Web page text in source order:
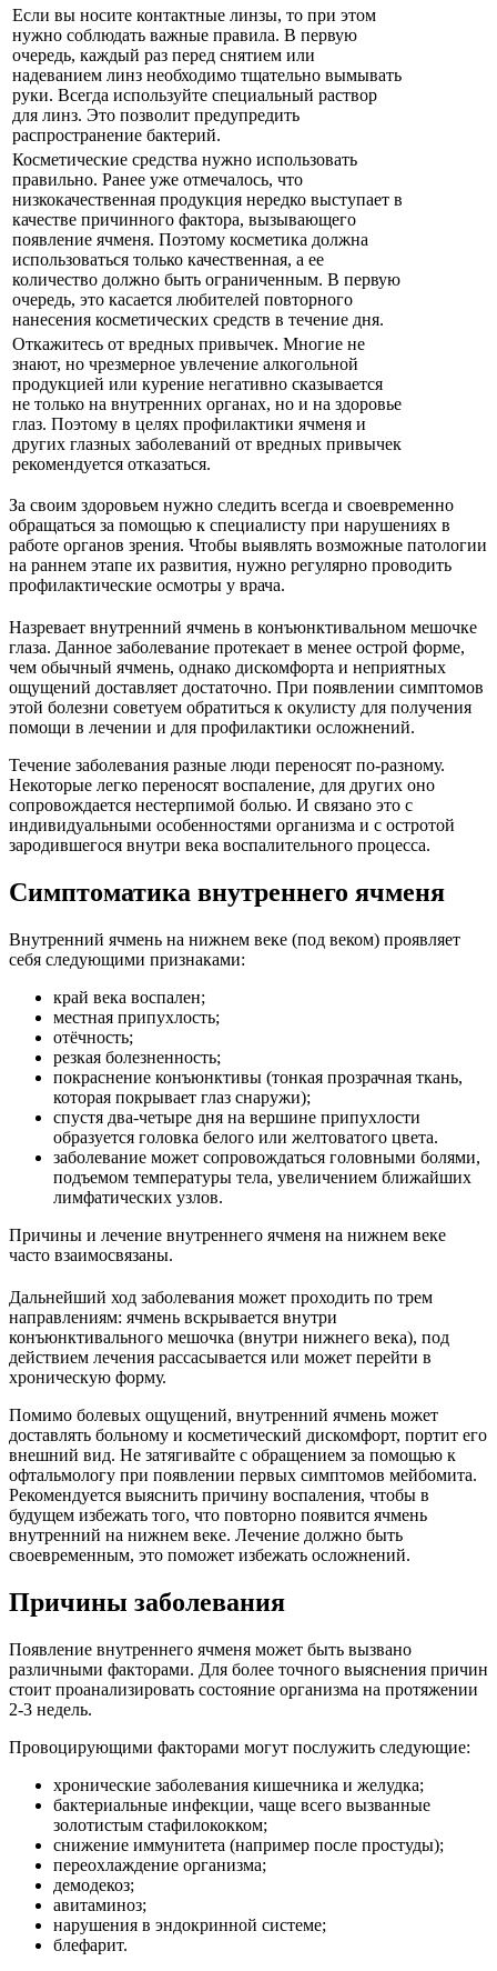
Если вы носите контактные линзы, то при этом
нужно соблюдать важные правила. В первую
очередь, каждый раз перед снятием или
надеванием линз необходимо тщательно вымывать
руки. Всегда используйте специальный раствор
для линз. Это позволит предупредить
распространение бактерий.
Косметические средства нужно использовать
правильно. Ранее уже отмечалось, что
низкокачественная продукция нередко выступает в
качестве причинного фактора, вызывающего
появление ячменя. Поэтому косметика должна
использоваться только качественная, а ее
количество должно быть ограниченным. В первую
очередь, это касается любителей повторного
нанесения косметических средств в течение дня.
Откажитесь от вредных привычек. Многие не
знают, но чрезмерное увлечение алкогольной
продукцией или курение негативно сказывается
не только на внутренних органах, но и на здоровье
глаз. Поэтому в целях профилактики ячменя и
других глазных заболеваний от вредных привычек
рекомендуется отказаться.
За своим здоровьем нужно следить всегда и своевременно
обращаться за помощью к специалисту при нарушениях в
работе органов зрения. Чтобы выявлять возможные патологии
на раннем этапе их развития, нужно регулярно проводить
профилактические осмотры у врача.
Назревает внутренний ячмень в конъюнктивальном мешочке
глаза. Данное заболевание протекает в менее острой форме,
чем обычный ячмень, однако дискомфорта и неприятных
ощущений доставляет достаточно. При появлении симптомов
этой болезни советуем обратиться к окулисту для получения
помощи в лечении и для профилактики осложнений.
Течение заболевания разные люди переносят по-разному.
Некоторые легко переносят воспаление, для других оно
сопровождается нестерпимой болью. И связано это с
индивидуальными особенностями организма и с остротой
зародившегося внутри века воспалительного процесса.
Симптоматика внутреннего ячменя
Внутренний ячмень на нижнем веке (под веком) проявляет
себя следующими признаками:
край века воспален;
местная припухлость;
отёчность;
резкая болезненность;
покраснение конъюнктивы (тонкая прозрачная ткань,
которая покрывает глаз снаружи);
спустя два-четыре дня на вершине припухлости
образуется головка белого или желтоватого цвета.
заболевание может сопровождаться головными болями,
подъемом температуры тела, увеличением ближайших
лимфатических узлов.
Причины и лечение внутреннего ячменя на нижнем веке
часто взаимосвязаны.
Дальнейший ход заболевания может проходить по трем
направлениям: ячмень вскрывается внутри
конъюнктивального мешочка (внутри нижнего века), под
действием лечения рассасывается или может перейти в
хроническую форму.
Помимо болевых ощущений, внутренний ячмень может
доставлять больному и косметический дискомфорт, портит его
внешний вид. Не затягивайте с обращением за помощью к
офтальмологу при появлении первых симптомов мейбомита.
Рекомендуется выяснить причину воспаления, чтобы в
будущем избежать того, что повторно появится ячмень
внутренний на нижнем веке. Лечение должно быть
своевременным, это поможет избежать осложнений.
Причины заболевания
Появление внутреннего ячменя может быть вызвано
различными факторами. Для более точного выяснения причин
стоит проанализировать состояние организма на протяжении
2-3 недель.
Провоцирующими факторами могут послужить следующие:
хронические заболевания кишечника и желудка;
бактериальные инфекции, чаще всего вызванные
золотистым стафилококком;
снижение иммунитета (например после простуды);
переохлаждение организма;
демодекоз;
авитаминоз;
нарушения в эндокринной системе;
блефарит.